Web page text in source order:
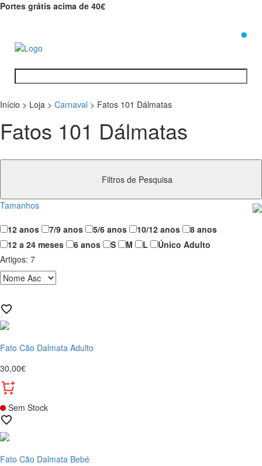
Portes grátis acima de 40€
Início > Loja > Carnaval > Fatos 101 Dálmatas
Fatos 101 Dálmatas
Filtros de Pesquisa
Tamanhos
12 anos 7/9 anos 5/6 anos 10/12 anos
8 anos
12 a 24 meses
6 anos S M L
Único Adulto
Artigos: 7
Fato Cão Dalmata Adulto
30,00€
Sem Stock
Fato Cão Dalmata Bebé